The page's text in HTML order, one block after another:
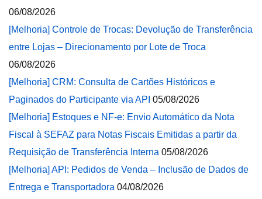
06/08/2026
[Melhoria] Controle de Trocas: Devolução de Transferência
entre Lojas – Direcionamento por Lote de Troca
06/08/2026
[Melhoria] CRM: Consulta de Cartões Históricos e
Paginados do Participante via API 05/08/2026
[Melhoria] Estoques e NF-e: Envio Automático da Nota
Fiscal à SEFAZ para Notas Fiscais Emitidas a partir da
Requisição de Transferência Interna 05/08/2026
[Melhoria] API: Pedidos de Venda – Inclusão de Dados de
Entrega e Transportadora 04/08/2026